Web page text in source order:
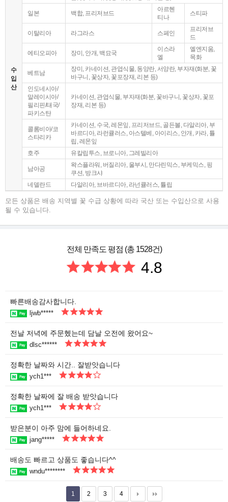
수
입
산
일본 백합, 프리저브드
아르헨
티나
스티파
이탈리아 라그라스 스페인
프리저브
드
에티오피아 장미, 안개, 백묘국
이스라
엘
엘엔지움,
목화
베트남
장미, 카네이션, 관엽식물, 동양란, 서양란, 부자재(화분, 꽃
바구니, 꽃상자, 꽃포장재, 리본 등)
인도네시아/
말레이시아/
필리핀/태국/
파키스탄
카네이션, 관엽식물, 부자재(화분, 꽃바구니, 꽃상자, 꽃포
장재, 리본 등)
콜롬비아/코
스타리카
카네이션, 수국, 레몬잎, 프리저브드, 골든볼, 다알리아, 부
바르디아, 라런큘러스, 아스텔베, 아이리스, 안개, 카라, 튤
립, 레몬잎
호주
유칼립투스, 브로니아, 그레빌리아
남아공
왁스플라워, 버질리아, 울부시, 만다린믹스, 부케믹스, 핑
쿠션, 방크샤
네델란드
다알리아, 브바르디아, 라넌큘러스, 튤립
모든 상품은 배송 지역별 꽃 수급 상황에 따라 국산 또는 수입산으로 사용
될 수 있습니다.
전체 만족도 평점 (총 1528건)
4.8
빠른배송감사합니다.
ljwb*****
전날 저녁에 주문헸는데 담날 오전에 왔어요~
dlsc******
정확한 날짜와 시간.. 잘받앗습니다
ych1***
정확한 날짜에 잘 배송 받앗습니다
ych1***
받은분이 아주 맘에 들어하네요.
jang*****
배송도 빠르고 상품도 좋습니다^^
wndu********
1 2 3 4